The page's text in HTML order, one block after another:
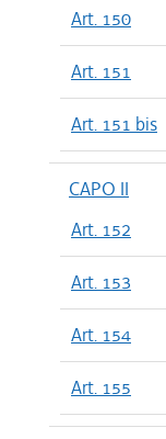
Art. 150
Art. 151
Art. 151 bis
CAPO II
Art. 152
Art. 153
Art. 154
Art. 155